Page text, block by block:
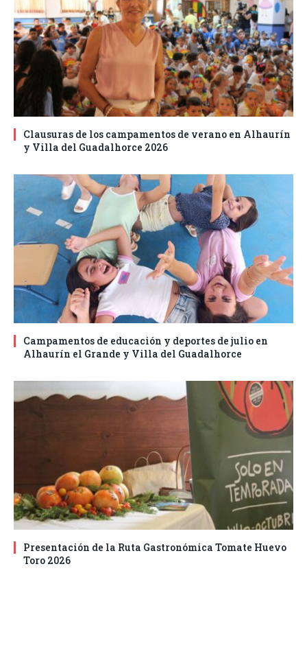
Clausuras de los campamentos de verano en Alhaurín
y Villa del Guadalhorce 2026
Campamentos de educación y deportes de julio en
Alhaurín el Grande y Villa del Guadalhorce
Presentación de la Ruta Gastronómica Tomate Huevo
Toro 2026